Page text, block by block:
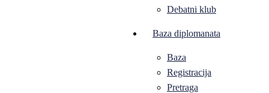
Debatni klub
Baza diplomanata
Baza
Registracija
Pretraga